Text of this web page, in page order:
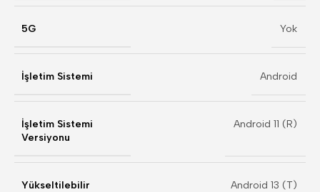
5G Yok
İşletim Sistemi Android
İşletim Sistemi
Versiyonu
Android 11 (R)
Yükseltilebilir
Android 13 (T)